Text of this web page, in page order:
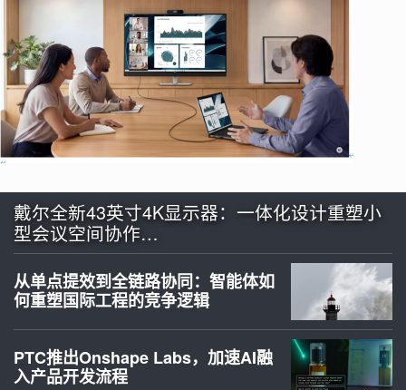
戴尔全新43英寸4K显示器：一体化设计重塑小
型会议空间协作…
从单点提效到全链路协同：智能体如
何重塑国际工程的竞争逻辑
PTC推出Onshape Labs，加速AI融
入产品开发流程